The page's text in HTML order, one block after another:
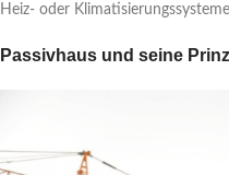
Heiz- oder
Passivhaus und seine